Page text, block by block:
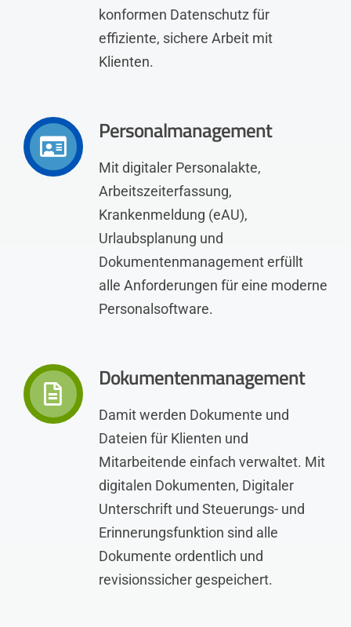
konformen Datenschutz für
effiziente, sichere Arbeit mit
Klienten.
Personalmanagement
Mit digitaler Personalakte,
Arbeitszeiterfassung,
Krankenmeldung (eAU),
Urlaubsplanung und
Dokumentenmanagement erfüllt
alle Anforderungen für eine moderne
Personalsoftware.
Dokumentenmanagement
Damit werden Dokumente und
Dateien für Klienten und
Mitarbeitende einfach verwaltet. Mit
digitalen Dokumenten, Digitaler
Unterschrift und Steuerungs- und
Erinnerungsfunktion sind alle
Dokumente ordentlich und
revisionssicher gespeichert.